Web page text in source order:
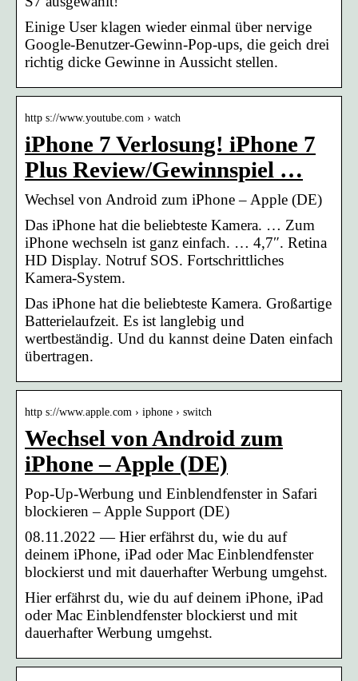
Einige User klagen wieder einmal über nervige
Google-Benutzer-Gewinn-Pop-ups, die geich drei
richtig dicke Gewinne in Aussicht stellen.
http s://www.youtube.com › watch
iPhone 7 Verlosung! iPhone 7
Plus Review/Gewinnspiel …
Wechsel von Android zum iPhone – Apple (DE)
Das iPhone hat die beliebteste Kamera. … Zum
iPhone wechseln ist ganz einfach. … 4,7″. Retina
HD Display. Notruf SOS. Fortschrittliches
Kamera‑System.
Das iPhone hat die beliebteste Kamera. Großartige
Batterielaufzeit. Es ist langlebig und
wertbeständig. Und du kannst deine Daten einfach
übertragen.
http s://www.apple.com › iphone › switch
Wechsel von Android zum
iPhone – Apple (DE)
Pop-Up-Werbung und Einblendfenster in Safari
blockieren – Apple Support (DE)
08.11.2022 — Hier erfährst du, wie du auf
deinem iPhone, iPad oder Mac Einblendfenster
blockierst und mit dauerhafter Werbung umgehst.
Hier erfährst du, wie du auf deinem iPhone, iPad
oder Mac Einblendfenster blockierst und mit
dauerhafter Werbung umgehst.